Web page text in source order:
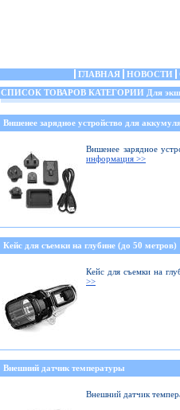
ГЛАВНАЯ НОВОСТИ
СПИСОК ТОВАРОВ КАТЕГОРИИ Для
Вншенее зарядное устройство для
Вншенее зарядное
информация >>
Кейс для съемки на глубине (до 50 метров)
Кейс для съемки на
>>
Внешний датчик температуры
Внешний датчик